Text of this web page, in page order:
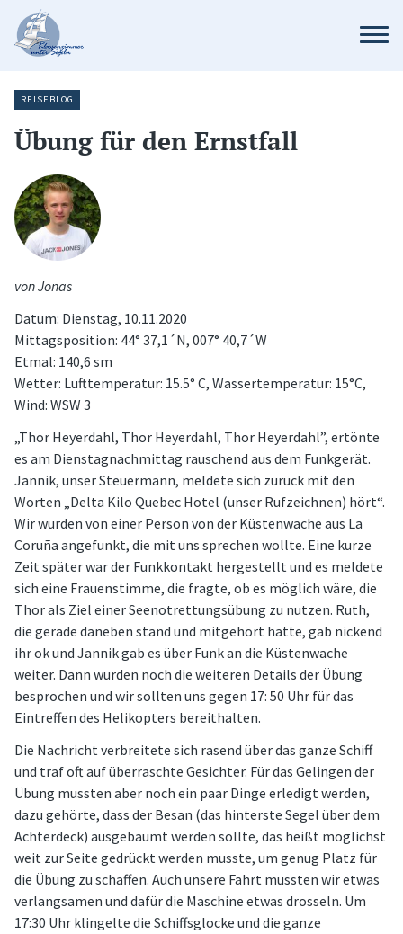
REISEBLOG
Übung für den Ernstfall
von Jonas
Datum: Dienstag, 10.11.2020
Mittagsposition: 44° 37,1´N, 007° 40,7´W
Etmal: 140,6 sm
Wetter: Lufttemperatur: 15.5° C, Wassertemperatur: 15°C,
Wind: WSW 3
„Thor Heyerdahl, Thor Heyerdahl, Thor Heyerdahl”, ertönte
es am Dienstagnachmittag rauschend aus dem Funkgerät.
Jannik, unser Steuermann, meldete sich zurück mit den
Worten „Delta Kilo Quebec Hotel (unser Rufzeichnen) hört“.
Wir wurden von einer Person von der Küstenwache aus La
Coruña angefunkt, die mit uns sprechen wollte. Eine kurze
Zeit später war der Funkkontakt hergestellt und es meldete
sich eine Frauenstimme, die fragte, ob es möglich wäre, die
Thor als Ziel einer Seenotrettungsübung zu nutzen. Ruth,
die gerade daneben stand und mitgehört hatte, gab nickend
ihr ok und Jannik gab es über Funk an die Küstenwache
weiter. Dann wurden noch die weiteren Details der Übung
besprochen und wir sollten uns gegen 17: 50 Uhr für das
Eintreffen des Helikopters bereithalten.
Die Nachricht verbreitete sich rasend über das ganze Schiff
und traf oft auf überraschte Gesichter. Für das Gelingen der
Übung mussten aber noch ein paar Dinge erledigt werden,
dazu gehörte, dass der Besan (das hinterste Segel über dem
Achterdeck) ausgebaumt werden sollte, das heißt möglichst
weit zur Seite gedrückt werden musste, um genug Platz für
die Übung zu schaffen. Auch unsere Fahrt mussten wir etwas
verlangsamen und dafür die Maschine etwas drosseln. Um
17:30 Uhr klingelte die Schiffsglocke und die ganze